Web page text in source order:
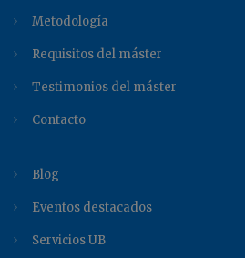
Metodología
Requisitos del máster
Testimonios del máster
Contacto
Blog
Eventos destacados
Servicios UB